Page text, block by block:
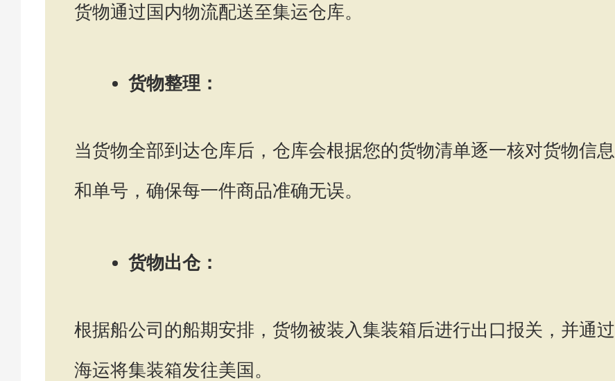
货物通过国内物流配送至集运仓库。
货物整理：
当货物全部到达仓库后，仓库会根据您的货物清单逐一核对货物信息
和单号，确保每一件商品准确无误。
货物出仓：
根据船公司的船期安排，货物被装入集装箱后进行出口报关，并通过
海运将集装箱发往美国。